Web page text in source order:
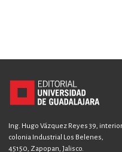
Ing. Hugo Vázquez Reyes 39, interior
colonia Industrial Los Belenes,
45150, Zapopan, Jalisco.